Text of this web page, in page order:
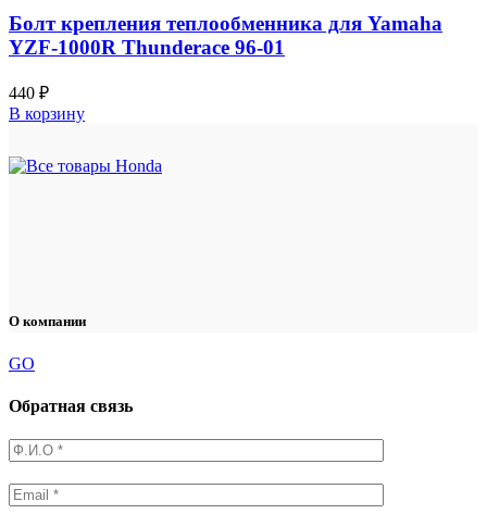
Болт крепления теплообменника для Yamaha
YZF-1000R Thunderace 96-01
440 ₽
В корзину
О компании
GO
Обратная связь